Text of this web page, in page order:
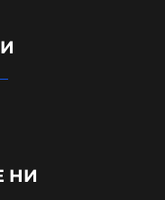
Мароко за
по
НИ